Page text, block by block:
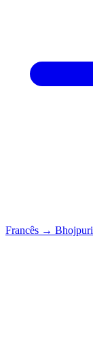
Francês → Bhojpuri